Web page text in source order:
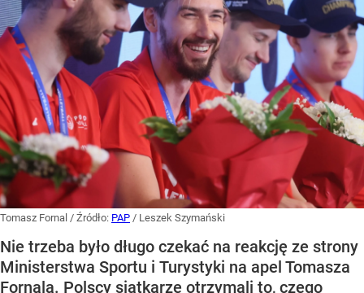
Tomasz Fornal / Źródło: PAP / Leszek Szymański
Nie trzeba było długo czekać na reakcję ze strony
Ministerstwa Sportu i Turystyki na apel Tomasza
Fornala. Polscy siatkarze otrzymali to, czego